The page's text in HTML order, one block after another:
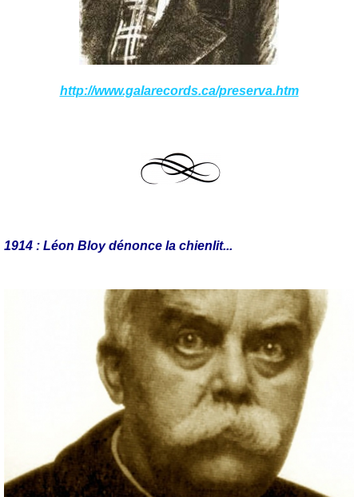
http://www.galarecords.ca/preserva.htm
1914 : Léon Bloy dénonce la chienlit...